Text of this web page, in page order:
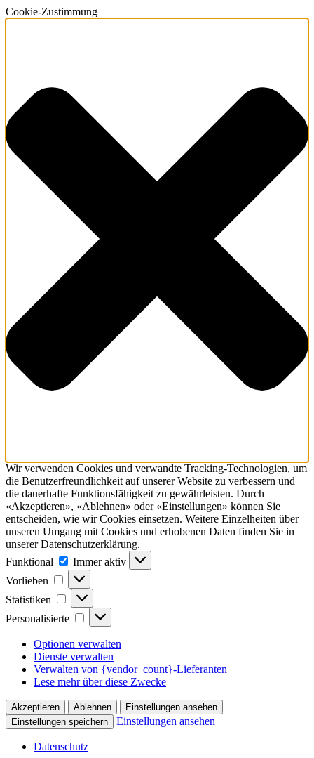
Cookie-Zustimmung
Wir verwenden Cookies und verwandte Tracking-Technologien, um
die Benutzerfreundlichkeit auf unserer Website zu verbessern und
die dauerhafte Funktionsfähig­keit zu gewährleisten. Durch
«Akzeptieren», «Ablehnen» oder «Einstellungen» können Sie
entscheiden, wie wir Cookies einsetzen. Weitere Einzelheiten über
unseren Umgang mit Cookies und erhobenen Daten finden Sie in
unserer Datenschutzerklärung.
Funktional
Funktional
Immer aktiv
Vorlieben
Vorlieben
Statistiken Statistiken
Personalisierte Personalisierte
Optionen verwalten
Dienste verwalten
Verwalten von {vendor_count}-Lieferanten
Lese mehr über diese Zwecke
Akzeptieren Ablehnen
Einstellungen ansehen
Einstellungen speichern
Einstellungen ansehen
Datenschutz